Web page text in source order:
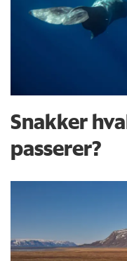
Snakker
passerer?